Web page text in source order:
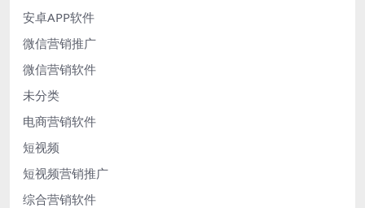
安卓APP软件
微信营销推广
微信营销软件
未分类
电商营销软件
短视频
短视频营销推广
综合营销软件